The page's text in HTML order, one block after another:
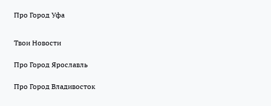
Про Город Уфа
Твои Новости
Про Город Ярославль
Про Город Владивосток